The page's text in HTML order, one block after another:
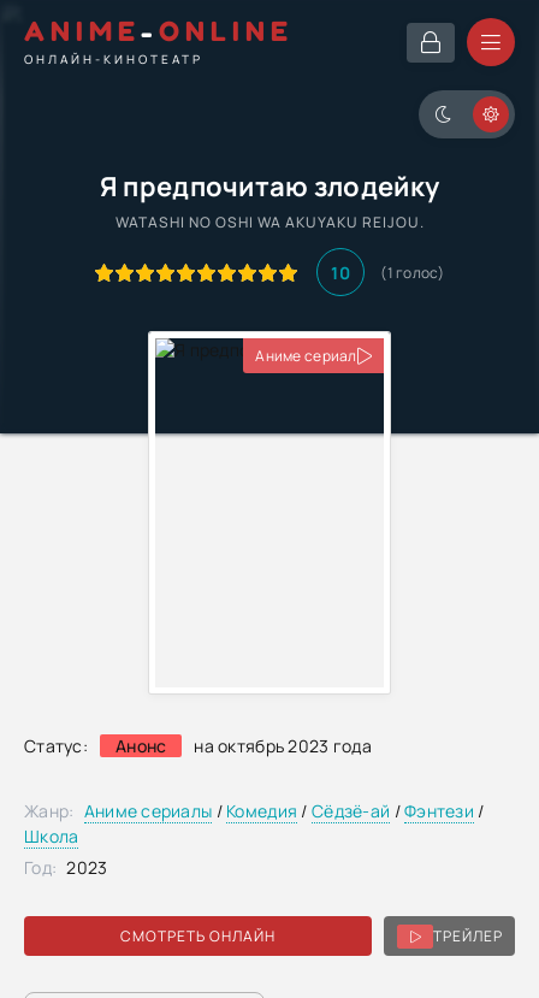
ANIME- ONLINE
ОНЛАЙН-КИНОТЕАТР
Я предпочитаю злодейку
WATASHI NO OSHI WA AKUYAKU REIJOU.
10 (1 голос)
Статус: Анонс на октябрь 2023 года
Аниме сериал
СМОТРЕТЬ ОНЛАЙН ТРЕЙЛЕР
Жанр: Аниме сериалы / Комедия / Сёдзё-ай /Фэнтези /
Школа
Год: 2023